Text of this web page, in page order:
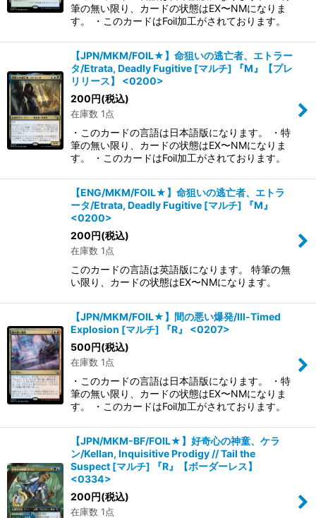
筆の無い限り、カードの状態はEX〜NMになりま
す。 ・このカードはFoil加工がされております。
【JPN/MKM/FOIL★】命狙いの逃亡者、エトラー
タ/Etrata, Deadly Fugitive [マルチ] 『M』【プレ
リリース】 <0200>
200円(税込)
在庫数 1点
・このカードの言語は日本語版になります。 ・特
筆の無い限り、カードの状態はEX〜NMになりま
す。 ・このカードはFoil加工がされております。
【ENG/MKM/FOIL★】命狙いの逃亡者、エトラ
ータ/Etrata, Deadly Fugitive [マルチ] 『M』
<0200>
200円(税込)
在庫数 1点
このカードの言語は英語版になります。 特筆の無
い限り、カードの状態はEX〜NMになります。
【JPN/MKM/FOIL★】間の悪い爆発/Ill-Timed
Explosion [マルチ] 『R』 <0207>
500円(税込)
在庫数 1点
・このカードの言語は日本語版になります。 ・特
筆の無い限り、カードの状態はEX〜NMになりま
す。 ・このカードはFoil加工がされております。
【JPN/MKM-BF/FOIL★】好奇心の神童、ケラ
ン/Kellan, Inquisitive Prodigy // Tail the
Suspect [マルチ] 『R』【ボーダーレス】
<0334>
200円(税込)
在庫数 1点